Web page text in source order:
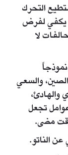
التحرك
يكفي لفرض
لا
والسعي
والهادئ،
تجعل
مضى.
الناتو.